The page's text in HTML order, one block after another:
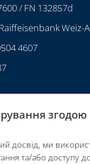
згодою
досвід, ми
та/або доступу
/ FN 132857d
Weiz-
4607